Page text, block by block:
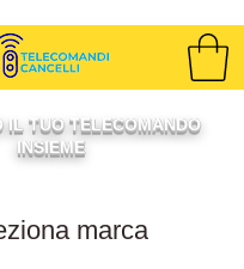
IL TUO TELECOMANDO
INSIEME